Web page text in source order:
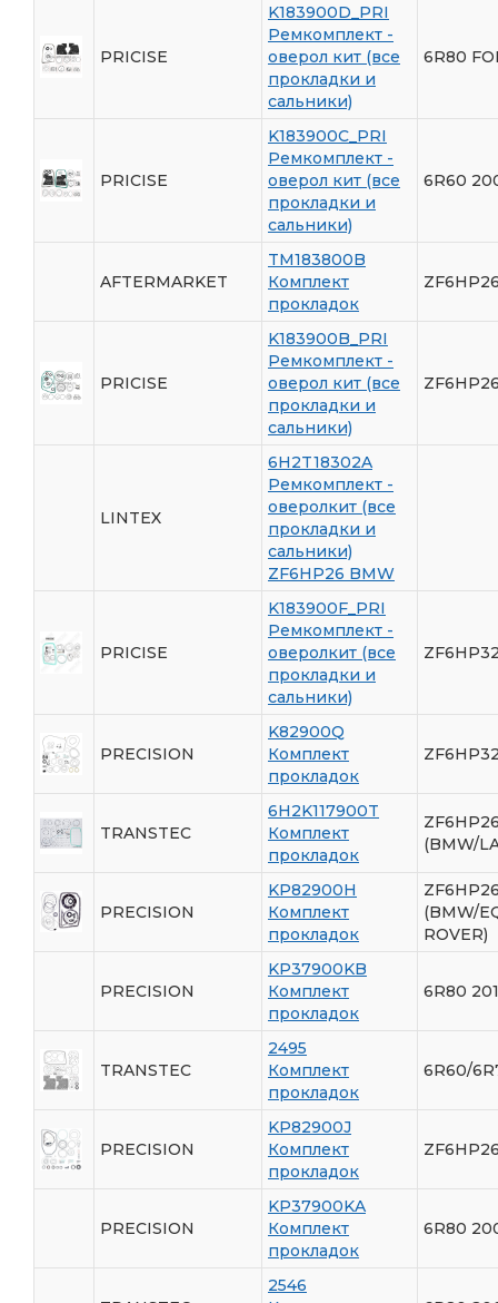
PRICISE
K183900D_PRI
Ремкомплект -
оверол кит (все
прокладки и
сальники)
6R80
PRICISE
K183900C_PRI
Ремкомплект -
оверол кит (все
прокладки и
сальники)
6R60
AFTERMARKET
TM183800B
Комплект
прокладок
PRICISE
K183900B_PRI
Ремкомплект -
оверол кит (все
прокладки и
сальники)
LINTEX
6H2T18302A
Ремкомплект -
оверолкит (все
прокладки и
сальники)
ZF6HP26 BMW
PRICISE
K183900F_PRI
Ремкомплект -
оверолкит (все
прокладки и
сальники)
PRECISION
K82900Q
Комплект
прокладок
TRANSTEC
6H2K117900T
Комплект
прокладок
(BMW/
PRECISION
KP82900H
Комплект
прокладок
(BMW/
ROVER)
PRECISION
KP37900KB
Комплект
прокладок
6R80
TRANSTEC
2495
Комплект
прокладок
6R60/
PRECISION
KP82900J
Комплект
прокладок
PRECISION
KP37900KA
Комплект
прокладок
6R80
2546